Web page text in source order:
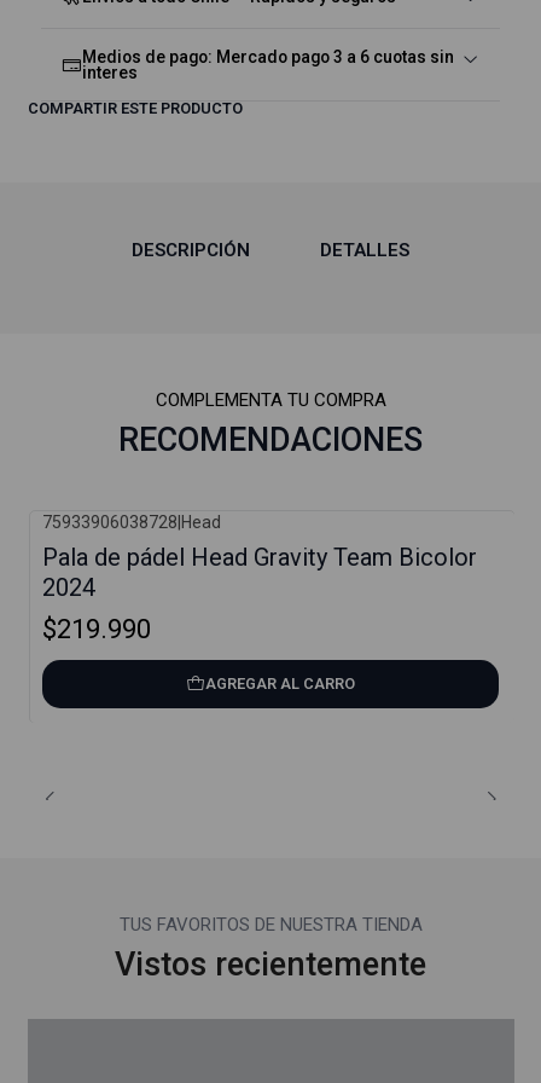
Medios de pago: Mercado pago 3 a 6 cuotas sin
interes
COMPARTIR ESTE PRODUCTO
DESCRIPCIÓN DETALLES
COMPLEMENTA TU COMPRA
RECOMENDACIONES
75933906038728|Head
Pala de pádel Head Gravity Team Bicolor
2024
$219.990
AGREGAR AL CARRO
TUS FAVORITOS DE NUESTRA TIENDA
Vistos recientemente